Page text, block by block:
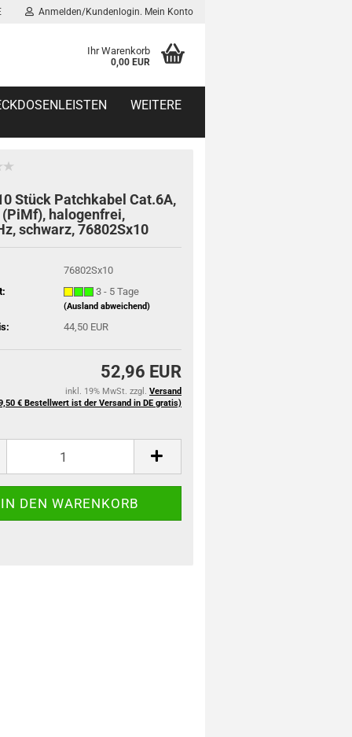
Anmelden/Kundenlogin. Mein Konto
Ihr Warenkorb
0,00 EUR
WEITERE
Stück Patchkabel Cat.6A,
(PiMf), halogenfrei,
schwarz, 76802Sx10
76802Sx10
3 - 5 Tage
(Ausland abweichend)
44,50 EUR
52,96 EUR
inkl. 19% MwSt. zzgl. Versand
€ Bestellwert ist der Versand in DE gratis)